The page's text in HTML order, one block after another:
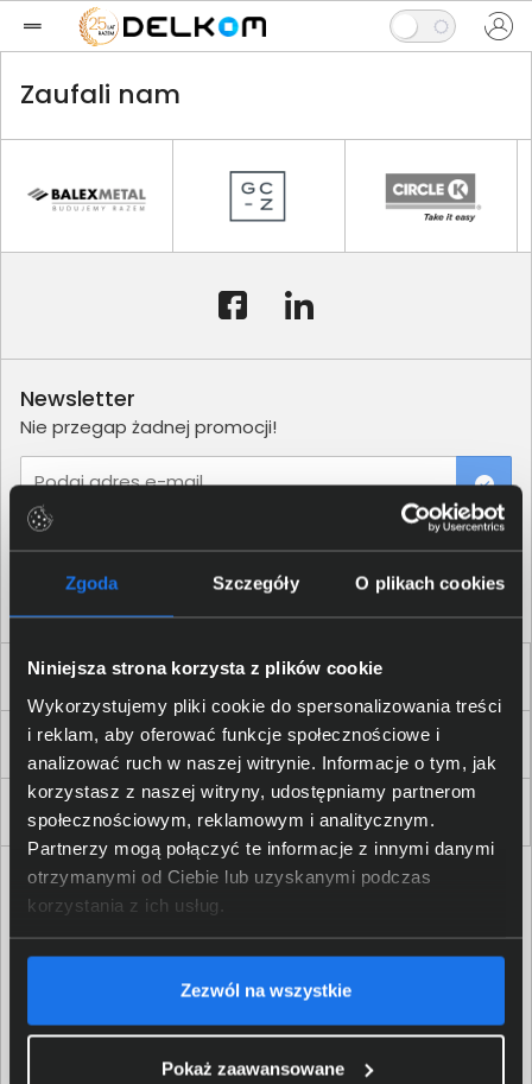
Zgoda Szczegóły O plikach cookies
Niniejsza strona korzysta z plików cookie
Wykorzystujemy pliki cookie do spersonalizowania treści
i reklam, aby oferować funkcje społecznościowe i
analizować ruch w naszej witrynie. Informacje o tym, jak
korzystasz z naszej witryny, udostępniamy partnerom
społecznościowym, reklamowym i analitycznym.
Partnerzy mogą połączyć te informacje z innymi danymi
otrzymanymi od Ciebie lub uzyskanymi podczas
korzystania z ich usług.
Zezwól na wszystkie
Pokaż zaawansowane
Zaufali nam
Dla Firm i Instytucji
Zakupy
Delkom 2000
Newsletter
Nie przegap żadnej promocji!
Podaj adres e-mail